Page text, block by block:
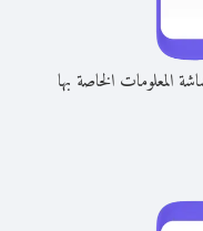
المعلومات الخاصة بها